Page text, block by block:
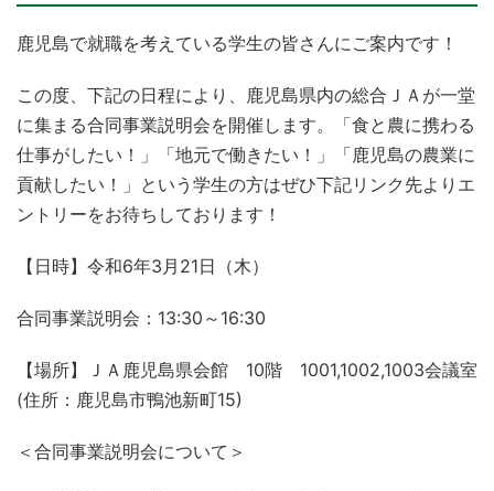
鹿児島で就職を考えている学生の皆さんにご案内です！
この度、下記の日程により、鹿児島県内の総合ＪＡが一堂
に集まる合同事業説明会を開催します。「食と農に携わる
仕事がしたい！」「地元で働きたい！」「鹿児島の農業に
貢献したい！」という学生の方はぜひ下記リンク先よりエ
ントリーをお待ちしております！
【日時】令和6年3月21日（木）
合同事業説明会：13:30～16:30
【場所】ＪＡ鹿児島県会館 10階 1001,1002,1003会議室
(住所：鹿児島市鴨池新町15)
＜合同事業説明会について＞